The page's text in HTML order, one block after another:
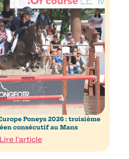
Poneys 2026 : troisième
consécutif au Mans
Lire l'article